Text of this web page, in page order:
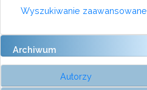
Wyszukiwanie zaawansowane
Archiwum
Autorzy